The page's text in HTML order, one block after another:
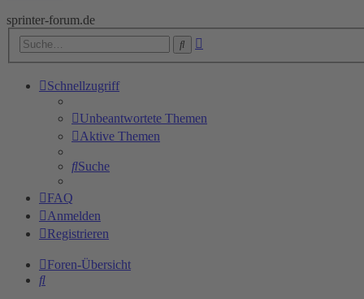
sprinter-forum.de
Suche
Schnellzugriff
Unbeantwortete Themen
Aktive Themen
Suche
FAQ
Anmelden
Registrieren
Foren-Übersicht
Suche